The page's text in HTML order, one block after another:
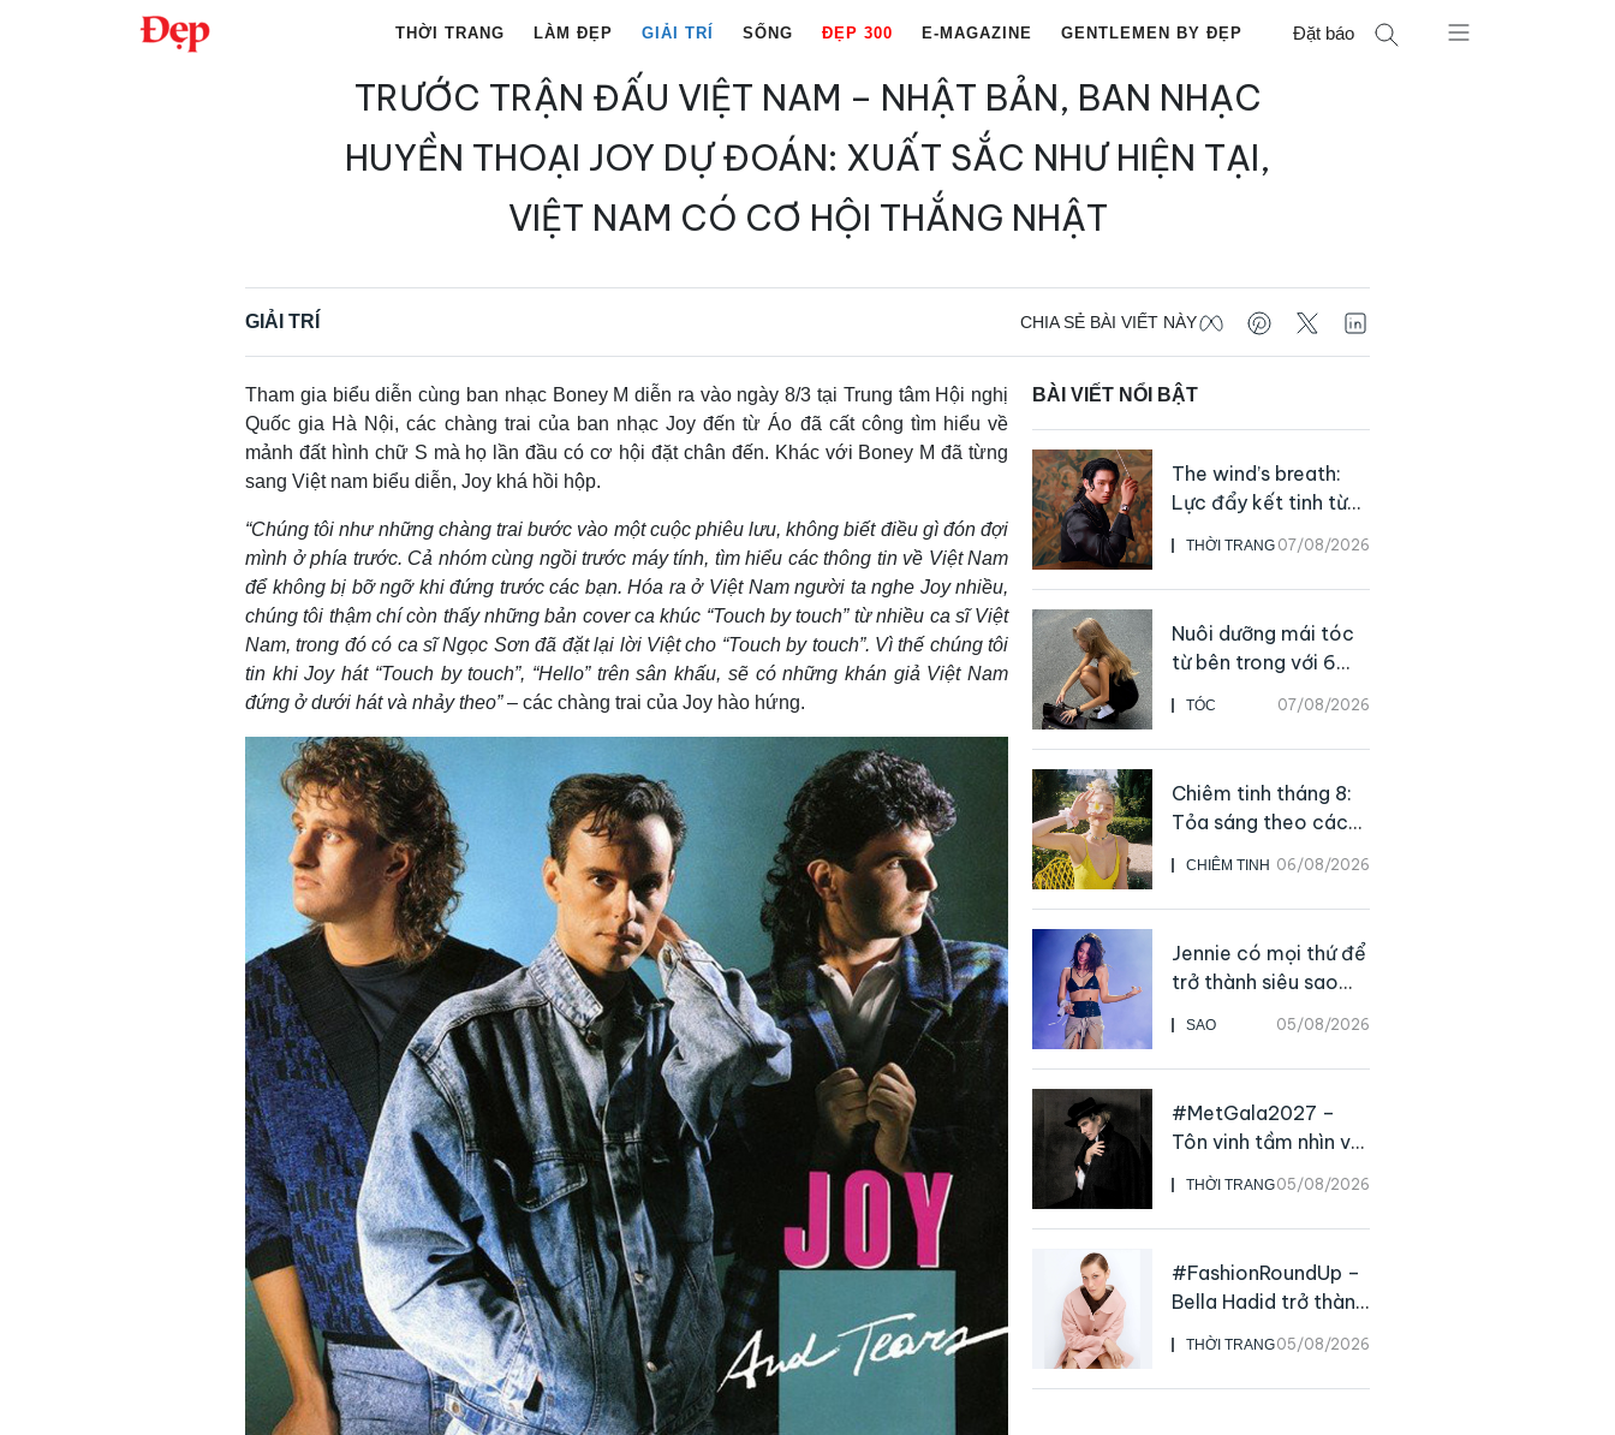
THỜI TRANG LÀM ĐẸP GIẢI TRÍ SỐNG ĐẸP 300 E-MAGAZINE GENTLEMEN BY ĐẸP Đặt báo
TRƯỚC TRẬN ĐẤU VIỆT NAM – NHẬT BẢN, BAN NHẠC
HUYỀN THOẠI JOY DỰ ĐOÁN: XUẤT SẮC NHƯ HIỆN TẠI,
VIỆT NAM CÓ CƠ HỘI THẮNG NHẬT
GIẢI TRÍ CHIA SẺ BÀI VIẾT NÀY
Tham gia biểu diễn cùng ban nhạc Boney M diễn ra vào ngày 8/3 tại Trung tâm Hội nghị
Quốc gia Hà Nội, các chàng trai của ban nhạc Joy đến từ Áo đã cất công tìm hiểu về
mảnh đất hình chữ S mà họ lần đầu có cơ hội đặt chân đến. Khác với Boney M đã từng
sang Việt nam biểu diễn, Joy khá hồi hộp.
“Chúng tôi như những chàng trai bước vào một cuộc phiêu lưu, không biết điều gì đón đợi
mình ở phía trước. Cả nhóm cùng ngồi trước máy tính, tìm hiểu các thông tin về Việt Nam
để không bị bỡ ngỡ khi đứng trước các bạn. Hóa ra ở Việt Nam người ta nghe Joy nhiều,
chúng tôi thậm chí còn thấy những bản cover ca khúc “Touch by touch” từ nhiều ca sĩ Việt
Nam, trong đó có ca sĩ Ngọc Sơn đã đặt lại lời Việt cho “Touch by touch”. Vì thế chúng tôi
tin khi Joy hát “Touch by touch”, “Hello” trên sân khấu, sẽ có những khán giả Việt Nam
đứng ở dưới hát và nhảy theo”– các chàng trai của Joy hào hứng.
BÀI VIẾT NỔI BẬT
THỜI TRANG 07/08/2026
The wind’s breath:
Lực đẩy kết tinh từ
sự kiên định
TÓC 07/08/2026
Nuôi dưỡng mái tóc
từ bên trong với 6
thực phẩm giàu
dưỡng chất
CHIÊM TINH 06/08/2026
Chiêm tinh tháng 8:
Tỏa sáng theo cách
của chính mình
SAO 05/08/2026
Jennie có mọi thứ để
trở thành siêu sao
live
THỜI TRANG05/08/2026
#MetGala2027 –
Tôn vinh tầm nhìn và
sức ảnh hưởng sâu
rộng của NTK John
Galliano
THỜI TRANG05/08/2026
#FashionRoundUp –
Bella Hadid trở thành
Đại sứ Toàn cầu của
Prada Beauty,
CHANEL mua lại